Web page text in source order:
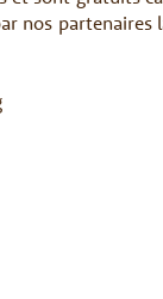
nos partenaires